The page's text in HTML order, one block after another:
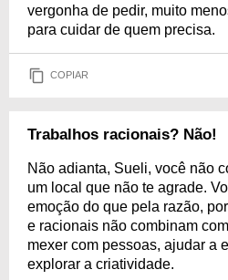
vergonha de pedir, muito
para cuidar de quem precisa.
COPIAR
Trabalhos racionais? Não!
Não adianta, Sueli, você não
um local que não te agrade.
emoção do que pela razão,
e racionais não combinam
mexer com pessoas, ajudar a
explorar a criatividade.